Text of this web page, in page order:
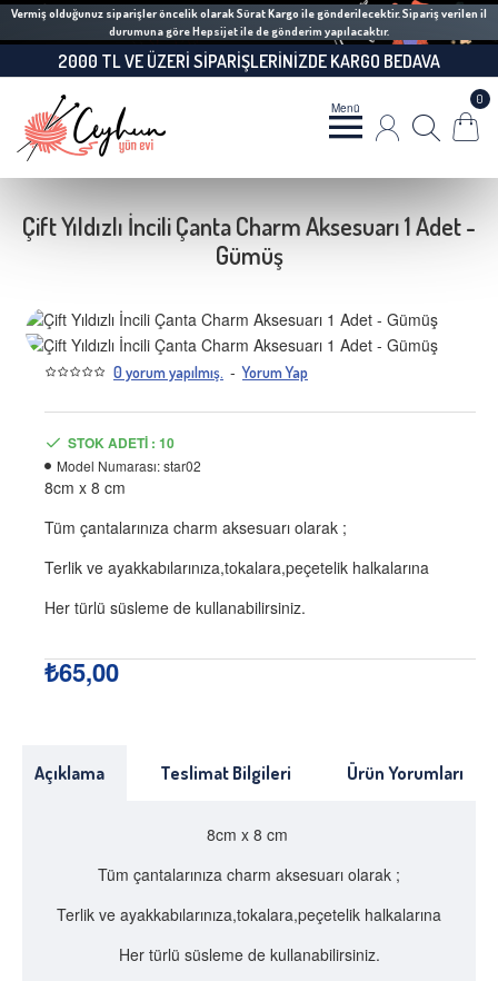
Vermiş olduğunuz siparişler öncelik olarak Sürat Kargo ile gönderilecektir. Sipariş verilen il
durumuna göre Hepsijet ile de gönderim yapılacaktır.
2000 TL VE ÜZERI SIPARIŞLERINIZDE KARGO BEDAVA
0
Çift Yıldızlı İncili Çanta Charm Aksesuarı 1 Adet -
Gümüş
0 yorum yapılmış. - Yorum Yap
₺65,00
STOK ADETI : 10
Model Numarası:star02
8cm x 8 cm
Tüm çantalarınıza charm aksesuarı olarak ;
Terlik ve ayakkabılarınıza,tokalara,peçetelik halkalarına
Her türlü süsleme de kullanabilirsiniz.
Açıklama Teslimat Bilgileri Ürün Yorumları
8cm x 8 cm
Tüm çantalarınıza charm aksesuarı olarak ;
Terlik ve ayakkabılarınıza,tokalara,peçetelik halkalarına
Her türlü süsleme de kullanabilirsiniz.